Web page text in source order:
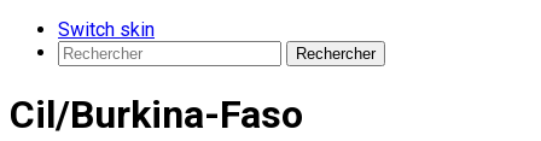
Switch skin
Rechercher
Cil/Burkina-Faso